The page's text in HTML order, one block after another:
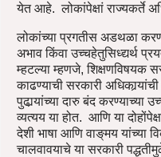
येत आहे. लोकांपेक्षां राज्यकर्ते
लोकांच्या प्रगतीस अडथळा
अभाव किंवा उच्चहेतुसिध्द्यर्थ
म्हटल्या म्हणजे, शिक्षणविषयक
काढण्याची सरकारी
पुढार्‍यांच्या दारु बंद करण्याच्या
व्यत्यय या होत. आणि या
देशी भाषा आणि वाङ्‌मय यांच्या
चालवावयाचे या सरकारी